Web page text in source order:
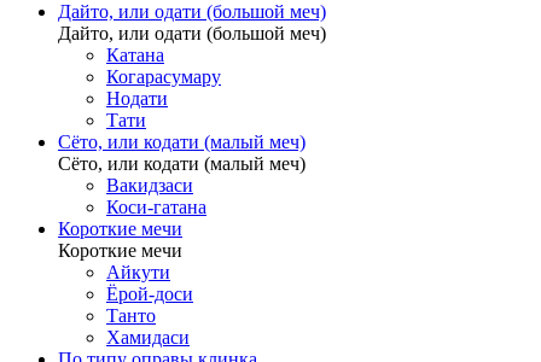
Дайто, или одати (большой меч)
Дайто, или одати (большой меч)
Катана
Когарасумару
Нодати
Тати
Сёто, или кодати (малый меч)
Сёто, или кодати (малый меч)
Вакидзаси
Коси-гатана
Короткие мечи
Короткие мечи
Айкути
Ёрой-доси
Танто
Хамидаси